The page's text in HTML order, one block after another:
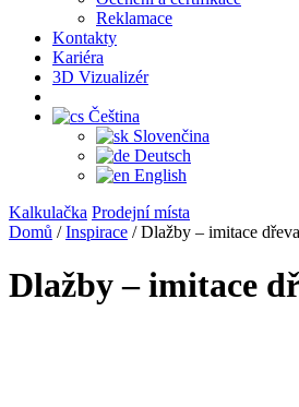
Reklamace
Kontakty
Kariéra
3D Vizualizér
Čeština
Slovenčina
Deutsch
English
Kalkulačka Prodejní místa
Domů /Inspirace /Dlažby – imitace dřeva
Dlažby – imitace